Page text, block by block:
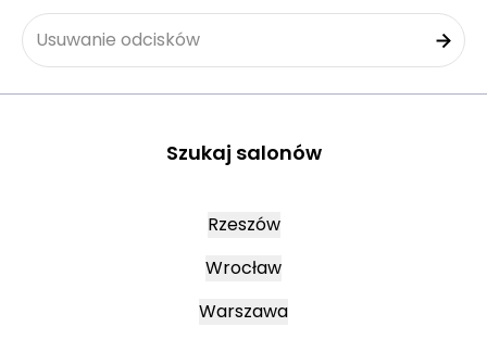
Usuwanie odcisków
Szukaj salonów
Rzeszów
Wrocław
Warszawa